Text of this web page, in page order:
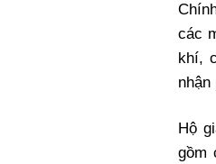
các
khí,
Hộ
gồm